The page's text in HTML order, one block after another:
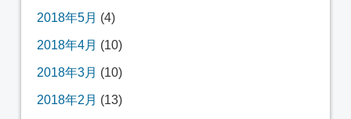
2018年5月 (4)
2018年4月 (10)
2018年3月 (10)
2018年2月 (13)